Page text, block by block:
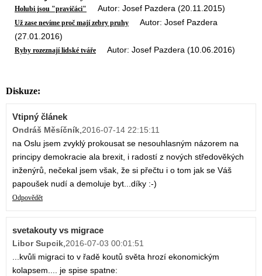
Holubi jsou "pravičáci" Autor: Josef Pazdera (20.11.2015)
Už zase nevíme proč mají zebry pruhy Autor: Josef Pazdera
(27.01.2016)
Ryby rozeznají lidské tváře Autor: Josef Pazdera (10.06.2016)
Diskuze:
Vtipný článek
Ondráš Měsíčník,2016-07-14 22:15:11
na Oslu jsem zvyklý prokousat se nesouhlasným názorem na
principy demokracie ala brexit, i radostí z nových středověkých
inženýrů, nečekal jsem však, že si přečtu i o tom jak se Váš
papoušek nudí a demoluje byt...díky :-)
Odpovědět
svetakouty vs migrace
Libor Supcik,2016-07-03 00:01:51
...kvůli migraci to v řadě koutů světa hrozí ekonomickým
kolapsem.... je spise spatne: